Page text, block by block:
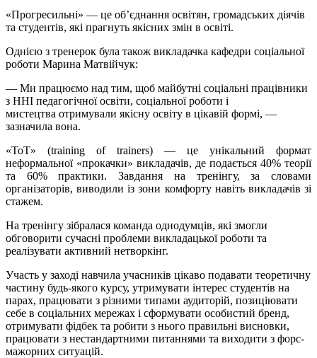
«Прогресильні» — це об’єднання освітян, громадських діячів
та студентів, які прагнуть якісних змін в освіті.
Однією з тренерок була також викладачка кафедри соціальної
роботи Марина Матвійчук:
— Ми працюємо над тим, щоб майбутні соціальні працівники
з ННІ педагогічної освіти, соціальної роботи і
мистецтва отримували якісну освіту в цікавій формі, —
зазначила вона.
«ТоТ» (training of trainers) — це унікальний формат
неформальної «прокачки» викладачів, де подається 40% теорії
та 60% практики. Завдання на тренінгу, за словами
організаторів, виводили із зони комфорту навіть викладачів зі
стажем.
На тренінгу зібралася команда однодумців, які змогли
обговорити сучасні проблеми викладацької роботи та
реалізувати активний нетворкінг.
Участь у заході навчила учасників цікаво подавати теоретичну
частину будь-якого курсу, утримувати інтерес студентів на
парах, працювати з різними типами аудиторій, позиціювати
себе в соціальних мережах і сформувати особистий бренд,
отримувати фідбек та робити з нього правильні висновки,
працювати з нестандартними питаннями та виходити з форс-
мажорних ситуацій.